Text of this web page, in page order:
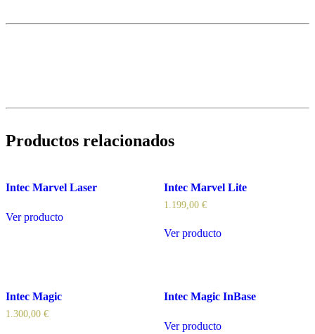
Productos relacionados
Intec Marvel Laser
Ver producto
Intec Marvel Lite
1.199,00 €
Ver producto
Intec Magic
1.300,00 €
Intec Magic InBase
Ver producto